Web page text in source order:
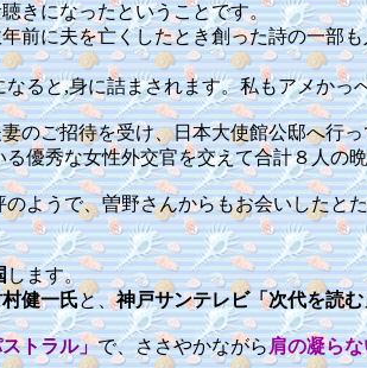
きになったということです。
前に夫を亡くしたとき創った詩の一部
ると,身に詰まされます。私もアメかっ
のご招待を受け、日本大使館公邸へ行
優秀な女性外交官を交えて合計８人
のようで、曽野さんからもお会いしたと
します。
健一氏と、神戸サンテレビ「次代を読む
トラル」で、ささやかながら肩の凝ら